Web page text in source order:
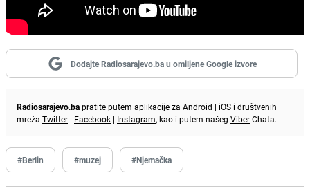
Dodajte Radiosarajevo.ba u omiljene Google izvore
Radiosarajevo.bapratite putem aplikacije za Android | iOS i društvenih
mreža Twitter | Facebook | Instagram, kao i putem našeg ViberChata.
#Berlin #muzej #Njemačka